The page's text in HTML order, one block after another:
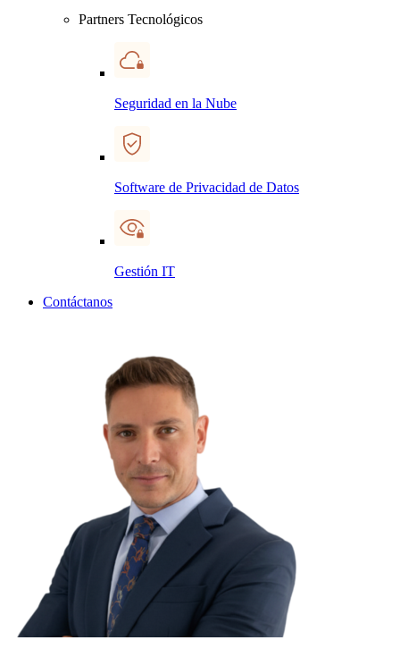
Partners Tecnológicos
Seguridad en la Nube
Software de Privacidad de Datos
Gestión IT
Contáctanos